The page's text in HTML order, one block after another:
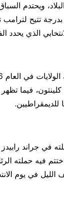
ويحتدم
بدرجة تتيح
الذي يحدد الفائز،
كلينتون، فيما
للديمقراطيين.
في جراند رابيدز
في يوم